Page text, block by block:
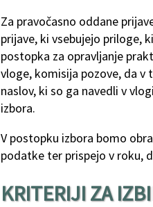
Za pravočasno oddane
prijave, ki vsebujejo priloge,
postopka za opravljanje
vloge, komisija pozove, da v
naslov, ki so ga navedli v
izbora.
V postopku izbora bomo
podatke ter prispejo v roku,
KRITERIJI ZA